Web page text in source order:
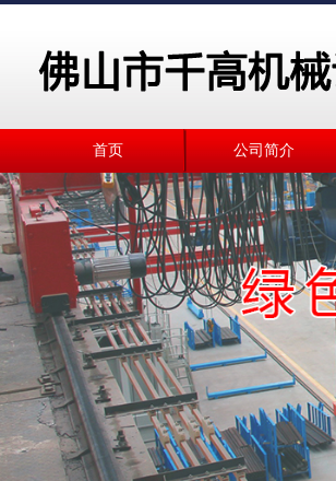
首页 公司简介